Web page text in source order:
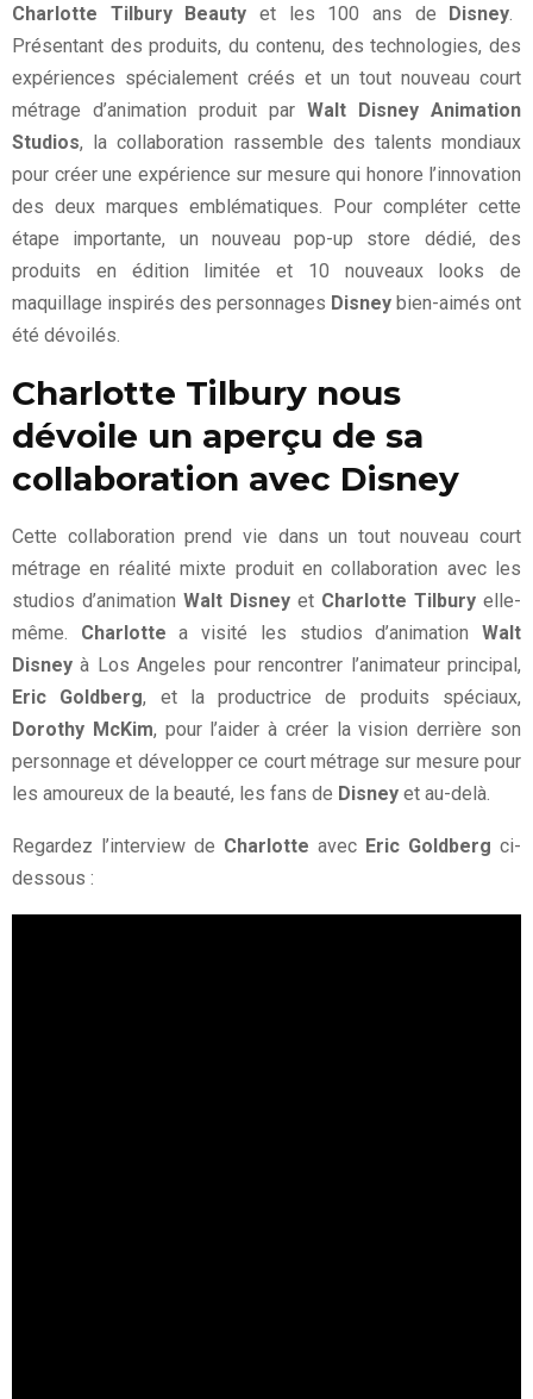
Charlotte Tilbury Beauty et les 100 ans de Disney
Présentant des produits, du contenu, des technologies, des
expériences spécialement créés et un tout nouveau court
métrage d’animation produit par Walt Disney Animation
Studios, la collaboration rassemble des talents mondiaux
pour créer une expérience sur mesure qui honore l’innovation
des deux marques emblématiques. Pour compléter cette
étape importante, un nouveau pop-up store dédié, des
produits en édition limitée et 10 nouveaux looks de
maquillage inspirés des personnages Disney bien-aimés ont
été dévoilés.
Charlotte Tilbury nous
dévoile un aperçu de sa
collaboration avec Disney
Cette collaboration prend vie dans un tout nouveau court
métrage en réalité mixte produit en collaboration avec les
studios d’animation Walt Disney et Charlotte Tilbury elle-
même. Charlotte a visité les studios d’animationWalt
Disney à Los Angeles pour rencontrer l’animateur principal,
Eric Goldberg, et la productrice de produits spéciaux,
Dorothy McKim, pour l’aider à créer la vision derrière son
personnage et développer ce court métrage sur mesure pour
les amoureux de la beauté, les fans de Disney et au-delà.
Regardez l’interview de Charlotte avec Eric Goldberg ci-
dessous :